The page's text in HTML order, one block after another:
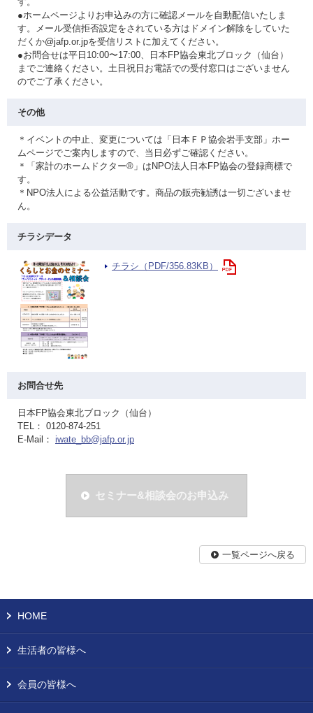
●ホームページよりお申込みの方に確認メールを自動配信いたしま
す。メール受信拒否設定をされている方はドメイン解除をしていた
だくか@jafp.or.jpを受信リストに加えてください。
●お問合せは平日10:00〜17:00、日本FP協会東北ブロック（仙台）
までご連絡ください。土日祝日お電話での受付窓口はございません
のでご了承ください。
その他
＊イベントの中止、変更については「日本ＦＰ協会岩手支部」ホー
ムページでご案内しますので、当日必ずご確認ください。
＊「家計のホームドクター®」はNPO法人日本FP協会の登録商標で
す。
＊NPO法人による公益活動です。商品の販売勧誘は一切ございませ
ん。
チラシデータ
チラシ（PDF/356.83KB）
お問合せ先
日本FP協会東北ブロック（仙台）
TEL： 0120-874-251
E-Mail： iwate_bb@jafp.or.jp
セミナー&相談会のお申込み
一覧ページへ戻る
HOME
生活者の皆様へ
会員の皆様へ